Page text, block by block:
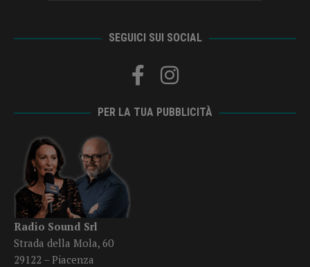
SEGUICI SUI SOCIAL
PER LA TUA PUBBLICITÀ
Radio Sound Srl
Strada della Mola, 60
29122 – Piacenza